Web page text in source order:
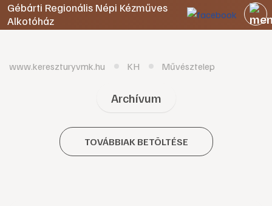
Gébárti Regionális Népi Kézműves
Alkotóház
www.kereszturyvmk.hu KH Művésztelep
Archívum
TOVÁBBIAK BETÖLTÉSE